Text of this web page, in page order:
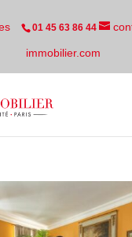
01 45 63 86 44
immobilier.com